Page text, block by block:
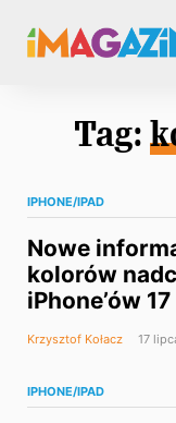
Tag:
IPHONE/IPAD
Nowe
kolorów
iPhone’ów 17
Krzysztof Kołacz 17
IPHONE/IPAD